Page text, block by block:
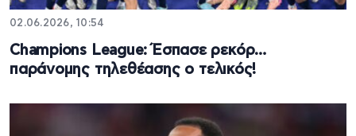
02.06.2026, 10:54
Champions League: Έσπασε ρεκόρ…
παράνομης τηλεθέασης ο τελικός!